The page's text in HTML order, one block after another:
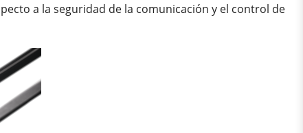
a la seguridad de la comunicación y el control de